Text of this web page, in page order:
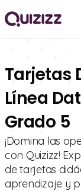
Tarjetas
Línea
Grado 5
¡Domina las
con Quizizz!
de tarjetas
aprendizaje y